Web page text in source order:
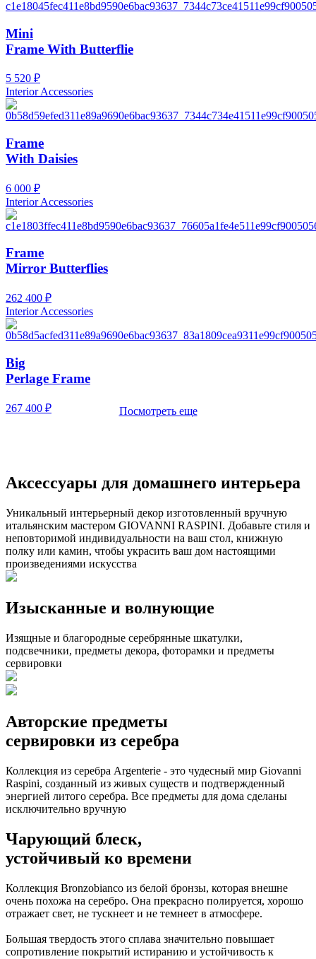
Mini
Frame With Butterflie
5 520 ₽
Interior Accessories
Frame
With Daisies
6 000 ₽
Interior Accessories
Frame
Mirror Butterflies
262 400 ₽
Interior Accessories
Big
Perlage Frame
267 400 ₽ Посмотреть еще
Аксессуары для домашнего интерьера
Уникальный интерьерный декор изготовленный вручную
итальянским мастером GIOVANNI RASPINI. Добавьте стиля и
неповторимой индивидуальности на ваш стол, книжную
полку или камин, чтобы украсить ваш дом настоящими
произведениями искусства
Изысканные и волнующие
Изящные и благородные серебрянные шкатулки,
подсвечники, предметы декора, фоторамки и предметы
сервировки
Авторские предметы
сервировки из серебра
Коллекция из серебра Argenterie - это чудесный мир Giovanni
Raspini, созданный из живых существ и подтвержденный
энергией литого серебра. Все предметы для дома сделаны
исключительно вручную
Чарующий блеск,
устойчивый ко времени
Коллекция Bronzobianco из белой бронзы, которая внешне
очень похожа на серебро. Она прекрасно полируется, хорошо
отражает свет, не тускнеет и не темнеет в атмосфере.
Большая твердость этого сплава значительно повышает
сопротивление покрытий истиранию и устойчивость к